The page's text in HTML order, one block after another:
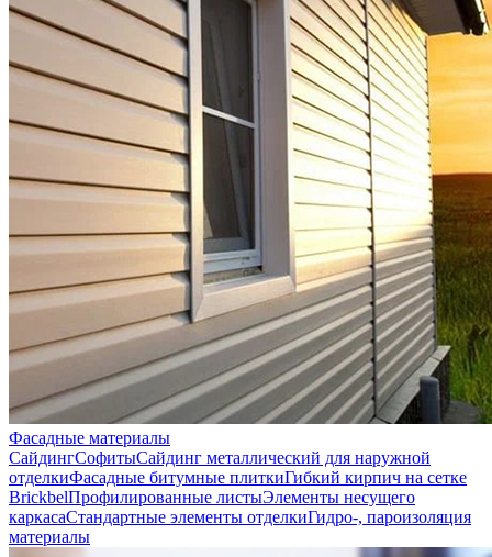
Фасадные материалы
СайдингСофитыСайдинг металлический для наружной
отделкиФасадные битумные плиткиГибкий кирпич на сетке
BrickbelПрофилированные листыЭлементы несущего
каркасаСтандартные элементы отделкиГидро-, пароизоляция
материалы